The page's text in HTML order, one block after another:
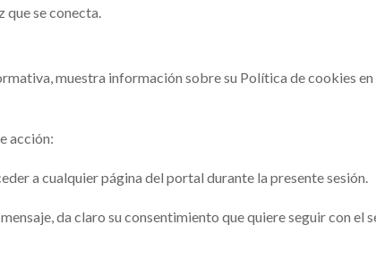
que se conecta.
muestra información sobre su Política de cookies
acción:
a cualquier página del portal durante la presente sesión.
da claro su consentimiento que quiere seguir con el